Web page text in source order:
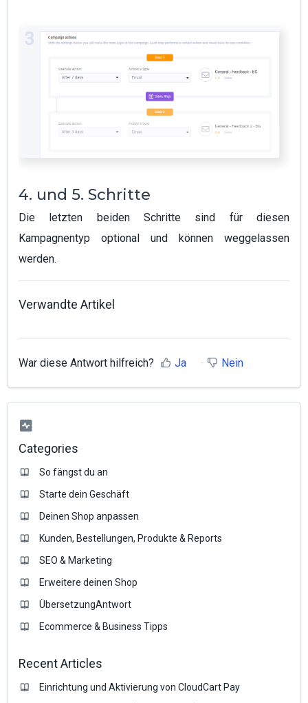
4. und 5. Schritte
Die letzten beiden Schritte sind für diesen
Kampagnentyp optional und können weggelassen
werden.
Verwandte Artikel
War diese Antwort hilfreich? Ja Nein
Categories
So fängst du an
Starte dein Geschäft
Deinen Shop anpassen
Kunden, Bestellungen, Produkte & Reports
SEO & Marketing
Erweitere deinen Shop
ÜbersetzungAntwort
Ecommerce & Business Tipps
Recent Articles
Einrichtung und Aktivierung von CloudCart Pay